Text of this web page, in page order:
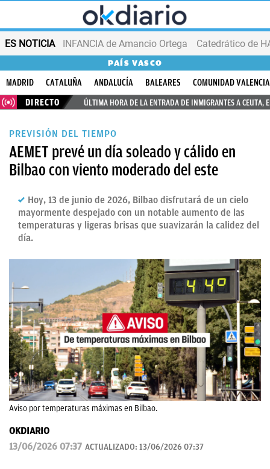
ES NOTICIA INFANCIA de Amancio Ortega
PAÍS VASCO
MADRID CATALUÑA ANDALUCÍA BALEARES
COMUNIDAD
DIRECTO
ÚLTIMA HORA DE LA ENTRADA DE INMIGRANTES A CEUTA,
PREVISIÓN DEL TIEMPO
AEMET prevé un día soleado y cálido en
Bilbao con viento moderado del este
Hoy, 13 de junio de 2026, Bilbao disfrutará de un cielo
mayormente despejado con un notable aumento de las
temperaturas y ligeras brisas que suavizarán la calidez del
día.
Aviso por temperaturas máximas en Bilbao.
OKDIARIO
13/06/2026 07:37 ACTUALIZADO: 13/06/2026 07:37